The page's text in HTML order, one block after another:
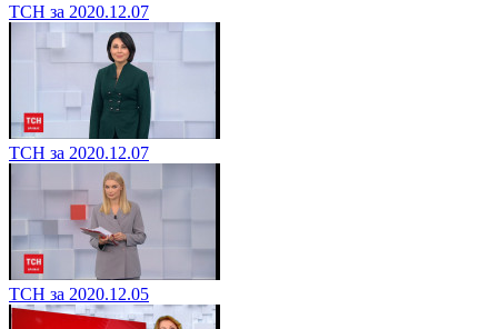
ТСН за 2020.12.07
ТСН за 2020.12.07
ТСН за 2020.12.05